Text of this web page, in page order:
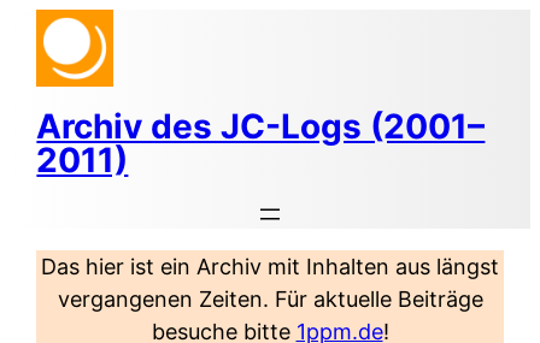
Zum
Inhalt
springen
Archiv des JC-Logs (2001–
2011)
Das hier ist ein Archiv mit Inhalten aus längst
vergangenen Zeiten. Für aktuelle Beiträge
besuche bitte 1ppm.de!